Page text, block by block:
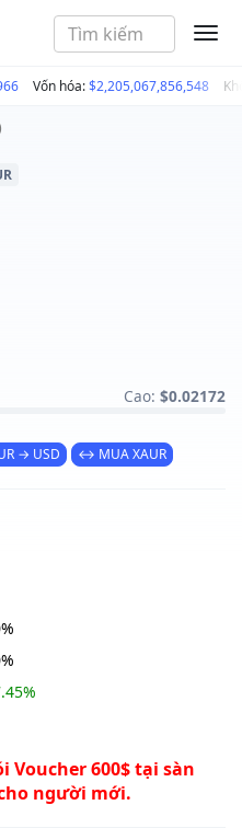
Vốn hóa:$2,205,067,856,548
Cao: $0.02172
→ USD ↔ MUA XAUR
Voucher 600$ tại sàn
người mới.